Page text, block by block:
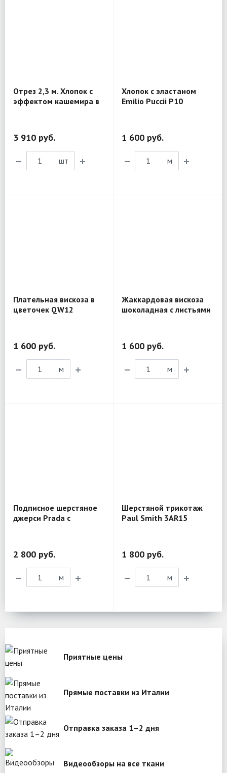
Отрез 2,3 м. Хлопок с
эффектом кашемира в
3 910 руб.
шт
Хлопок с эластаном
Emilio Puccii P10
1 600 руб.
м
Плательная вискоза в
цветочек QW12
1 600 руб.
м
Жаккардовая вискоза
шоколадная с листьями
1 600 руб.
м
Подписное шерстяное
джерси Prada с
2 800 руб.
м
Шерстяной трикотаж
Paul Smith 3AR15
1 800 руб.
м
Приятные цены
Прямые поставки из Италии
Отправка заказа 1–2 дня
Видеообзоры на все ткани